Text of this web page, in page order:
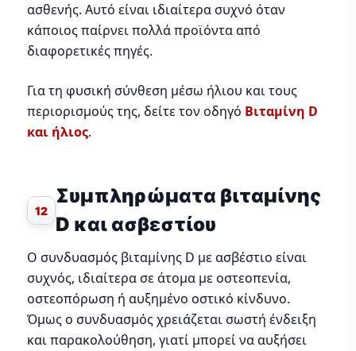
ασθενής. Αυτό είναι ιδιαίτερα συχνό όταν
κάποιος παίρνει πολλά προϊόντα από
διαφορετικές πηγές.
Για τη φυσική σύνθεση μέσω ήλιου και τους
περιορισμούς της, δείτε τον οδηγό Βιταμίνη D
και ήλιος.
12
Συμπληρώματα βιταμίνης
D και ασβεστίου
Ο συνδυασμός βιταμίνης D με ασβέστιο είναι
συχνός, ιδιαίτερα σε άτομα με οστεοπενία,
οστεοπόρωση ή αυξημένο οστικό κίνδυνο.
Όμως ο συνδυασμός χρειάζεται σωστή ένδειξη
και παρακολούθηση, γιατί μπορεί να αυξήσει